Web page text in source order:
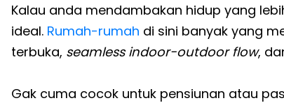
Kalau anda mendambakan hidup yang
ideal. Rumah-rumah di sini banyak yang
terbuka, seamless indoor-outdoor flow,
Gak cuma cocok untuk pensiunan atau